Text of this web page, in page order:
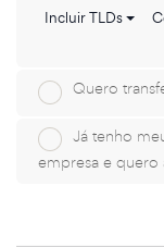
Incluir TLDs
Quero
Já tenho
empresa e quero